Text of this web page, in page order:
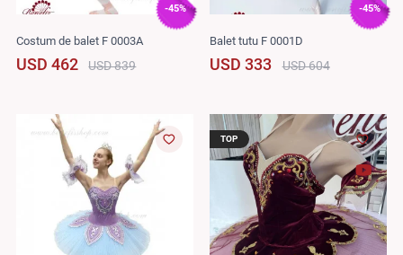
-45%
Costum de balet F 0003A
USD 462 USD 839
-45%
Balet tutu F 0001D
USD 333 USD 604
TOP